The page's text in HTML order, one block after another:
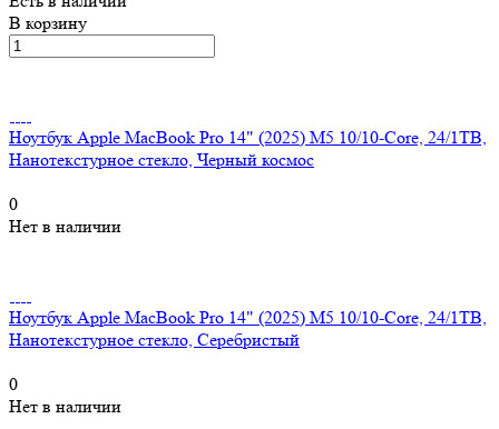
В корзину
Ноутбук Apple MacBook Pro 14" (2025) M5 10/10-Core, 24/1TB,
Нанотекстурное стекло, Черный космос
0
Нет в наличии
Ноутбук Apple MacBook Pro 14" (2025) M5 10/10-Core, 24/1TB,
Нанотекстурное стекло, Серебристый
0
Нет в наличии